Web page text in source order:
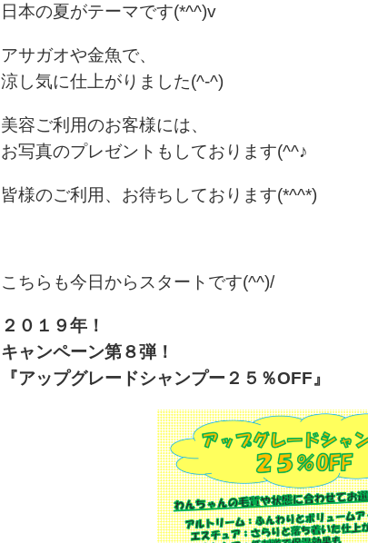
日本の夏がテーマです(*^^)v
アサガオや金魚で、
涼し気に仕上がりました(^-^)
美容ご利用のお客様には、
お写真のプレゼントもしております(^^♪
皆様のご利用、お待ちしております(*^^*)
こちらも今日からスタートです(^^)/
２０１９年！
キャンペーン第８弾！
『アップグレードシャンプー２５％OFF』